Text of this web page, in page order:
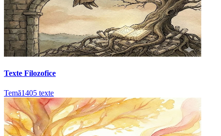
Texte Filozofice
Temă1405 texte